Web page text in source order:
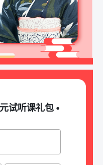
元试听课礼包 •